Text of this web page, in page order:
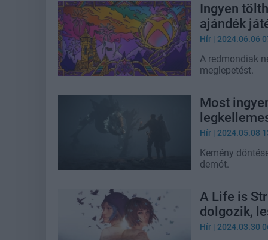
Ingyen
ajándék
Hír | 2024.06.06
A redmondiak
meglepetést.
Most
Hír | 2024.05.08
Kemény
demót.
A Life is
dolgozik,
Hír | 2024.03.30